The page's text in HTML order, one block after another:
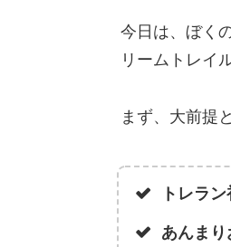
今日は、ぼく
リームトレイ
まず、大前提
トレラ
あんま